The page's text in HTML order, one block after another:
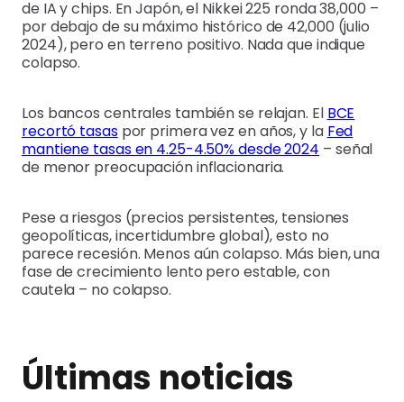
de IA y chips. En Japón, el Nikkei 225 ronda 38,000 –
por debajo de su máximo histórico de 42,000 (julio
2024), pero en terreno positivo. Nada que indique
colapso.
Los bancos centrales también se relajan. El BCE
recortó tasaspor primera vez en años, y la Fed
mantiene tasas en 4.25-4.50% desde 2024 – señal
de menor preocupación inflacionaria.
Pese a riesgos (precios persistentes, tensiones
geopolíticas, incertidumbre global), esto no
parece recesión. Menos aún colapso. Más bien, una
fase de crecimiento lento pero estable, con
cautela – no colapso.
Últimas noticias